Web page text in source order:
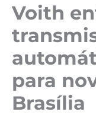
Voith
para
Brasília